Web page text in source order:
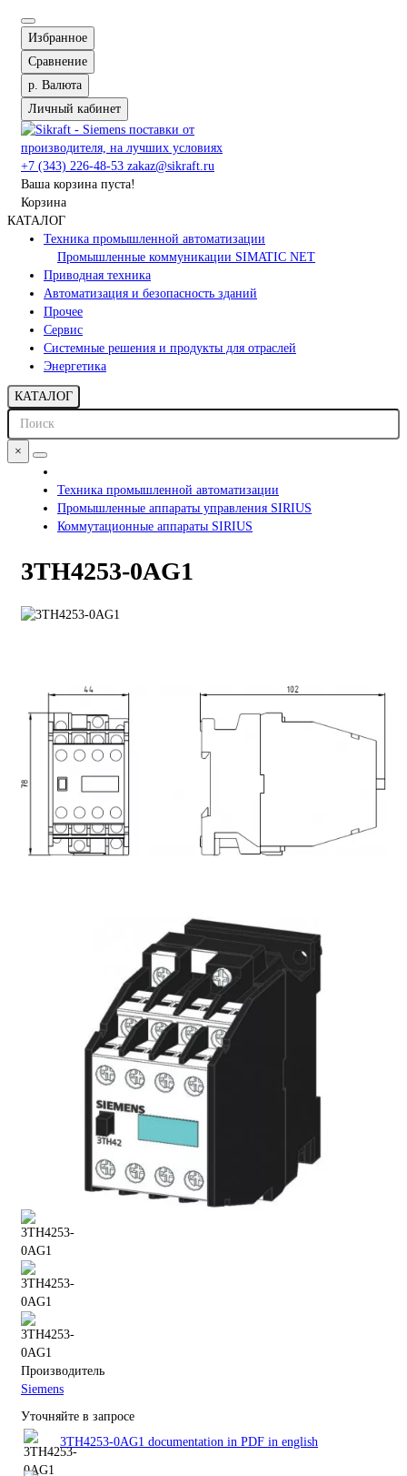
Избранное
Сравнение
р. Валюта
Личный кабинет
+7 (343) 226-48-53 zakaz@sikraft.ru
Ваша корзина пуста!
Корзина
КАТАЛОГ
Техника промышленной автоматизации
Промышленные коммуникации SIMATIC NET
Приводная техника
Автоматизация и безопасность зданий
Прочее
Сервис
Системные решения и продукты для отраслей
Энергетика
КАТАЛОГ
×
Техника промышленной автоматизации
Промышленные аппараты управления SIRIUS
Коммутационные аппараты SIRIUS
3TH4253-0AG1
Производитель
Siemens
Уточняйте в запросе
3TH4253-0AG1 documentation in PDF in english